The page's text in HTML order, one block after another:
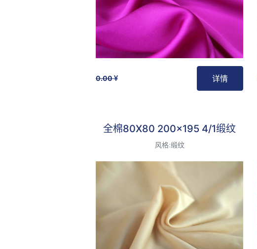
0.00 详情
全棉80X80 200x195 4/1缎纹
风格:缎纹